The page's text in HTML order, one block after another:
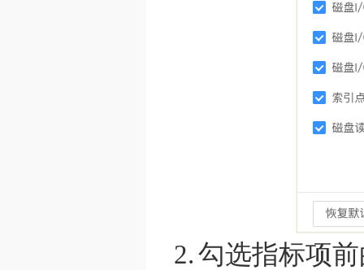
2.勾选指标项